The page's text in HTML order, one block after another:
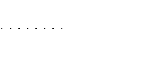
・・・・・・・